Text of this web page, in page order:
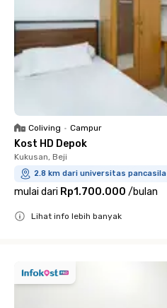
Coliving • Campur
Kost HD Depok
Kukusan, Beji
2.8 km dari universitas pancasila
mulai dari Rp1.700.000 /bulan
Lihat info lebih banyak